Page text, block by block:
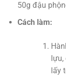
50g đậu
Cách làm:
lựu,
lấy